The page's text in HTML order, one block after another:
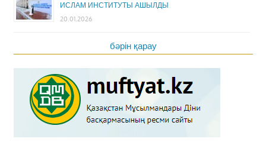
ИСЛАМ ИНСТИТУТЫ АШЫЛДЫ
20.01.2026
бәрін қарау